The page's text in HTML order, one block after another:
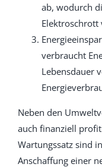
ab, wodurch
verbraucht
Lebensdauer
Neben den
auch finanziell
Wartungssatz sind
Anschaffung einer